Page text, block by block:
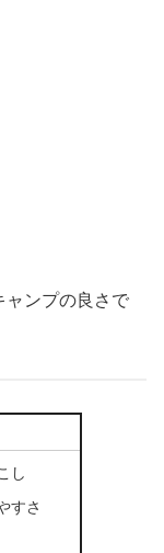
ャンプの良さで
し
すさ